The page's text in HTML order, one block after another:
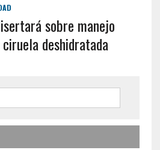
sobre manejo
deshidratada